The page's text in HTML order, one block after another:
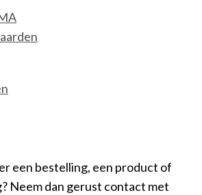
een bestelling, een product of
Neem dan gerust contact met